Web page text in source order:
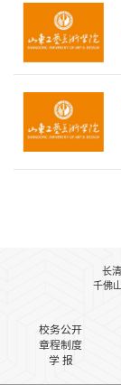
长
千佛
校务公开
章程制度
学 报